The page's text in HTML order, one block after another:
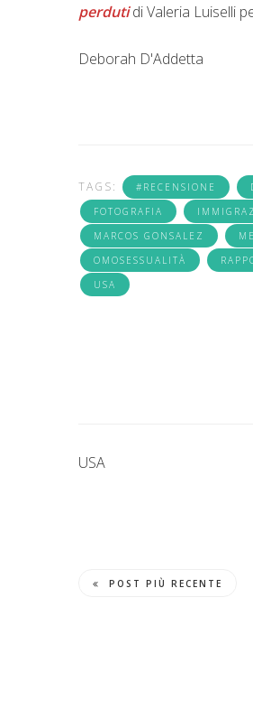
perdutidi Valeria Luiselli
Deborah D'Addetta
TAGS: #RECENSIONE
FOTOGRAFIA
MARCOS GONSALEZ
OMOSESSUALITÀ
USA
USA
POST PIÙ RECENTE